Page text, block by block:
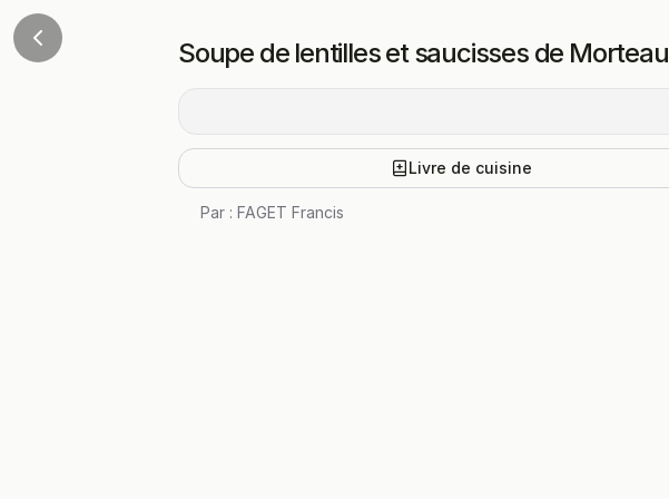
Soupe de lentilles et saucisses de Morteau
Livre de cuisine
Par : FAGET Francis